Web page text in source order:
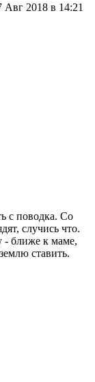
Авг 2018 в 14:21
с поводка. Со
случись что.
- ближе к маме,
ставить.